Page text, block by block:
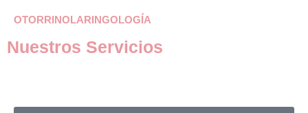
OTORRINOLARINGOLOGÍA
Nuestros Servicios